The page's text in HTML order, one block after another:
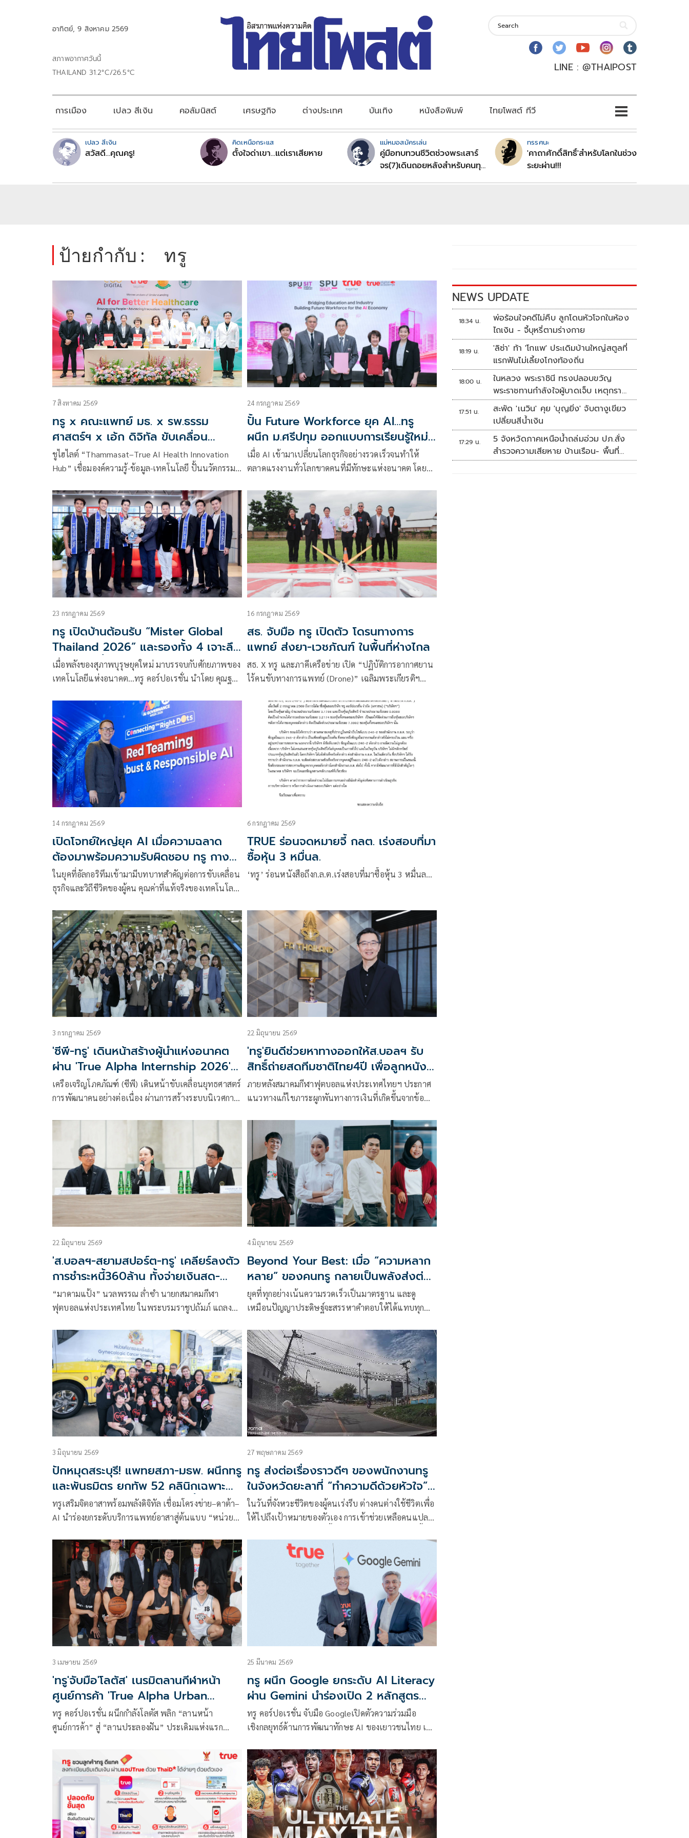
อาทิตย์, 9 สิงหาคม 2569
สภาพอากาศวันนี้
THAILAND 31.2°C/26.5°C
LINE : @THAIPOST
การเมือง เปลว สีเงิน คอลัมนิสต์ เศรษฐกิจ ต่างประเทศ บันเทิง หนังสือพิมพ์ ไทยโพสต์ ทีวี
เปลว สีเงิน
สวัสดี...คุณครู!
คิดเหนือกระแส
ตั้งใจด่าเขา...แต่เราเสียหาย
แม่หมอสมัครเล่น
คู่มือทบทวนชีวิตช่วงพระเสาร์
จร(7)เดินถอยหลังสำหรับคนทุก
ทรรศนะ
'คาถาศักดิ์สิทธิ์'สำหรับโลกในช่วง
ระยะผ่าน!!!
ป้ายกำกับ : ทรู
7 สิงหาคม 2569
ทรู x คณะแพทย์ มธ. x รพ.ธรรม
ศาสตร์ฯ x เอ้ก ดิจิทัล ขับเคลื่อน
สาธารณสุขไทยสู่ Healthcare AI
ชูไฮไลต์ “Thammasat–True AI Health Innovation
Hub” เชื่อมองค์ความรู้-ข้อมูล-เทคโนโลยี ปั้นนวัตกรรม
และบุคลากร
24 กรกฎาคม 2569
ปั้น Future Workforce ยุค AI…ทรู
ผนึก ม.ศรีปทุม ออกแบบการเรียนรู้ใหม่
ยกระดับทักษะ AI รอบด้าน บูรณาการ
ความรู้จากภาคธุรกิจสู่มหาวิทยาลัย สร้าง
แห่งอนาคต
เมื่อ AI เข้ามาเปลี่ยนโลกธุรกิจอย่างรวดเร็วจนทำให้
ตลาดแรงงานทั่วโลกขาดคนที่มีทักษะแห่งอนาคต โดย
เพื่อสร้างผลลัพธ์ทางธุรกิจได้จริง ทรู คอร์ปอเรชั่น โดย
ทรู ดิจิทัล อคาเดมี ได้ร่วมมือกับ มหาวิทยาลัยศรีปทุม
โดย
23 กรกฎาคม 2569
ทรู เปิดบ้านต้อนรับ “Mister Global
Thailand 2026” และรองทั้ง 4 เจาะลึก
พลัง AI เบื้องหลังโครงข่ายอัจฉริยะ
พร้อมสัมผัส Happy Workplace ส่ง
บุรุษยุคใหม่สู่อนาคต
เมื่อพลังของสุภาพบุรุษยุคใหม่ มาบรรจบกับศักยภาพของ
เทคโนโลยีแห่งอนาคต…ทรู คอร์ปอเรชั่น นำโดย คุณฐาน
ทิวิตี้ และคุณโอลิเวอร์ กิตติพงษ์ วีระเตชะ หัวหน้าคณะผู้
บริหารด้านแบรนด์และมีเดีย เปิดบ้านต้อนรับ Mister
Global Thailand 2026 ราชา – ราชัน รุ่งไพรพนา และ
รองทั้ง 4 พร้อมด้วย Mister
16 กรกฎาคม 2569
สธ. จับมือ ทรู เปิดตัว โดรนทางการ
แพทย์ ส่งยา-เวชภัณฑ์ ในพื้นที่ห่างไกล
สธ. X ทรู และภาคีเครือข่าย เปิด “ปฏิบัติการอากาศยาน
ไร้คนขับทางการแพทย์ (Drone)” เฉลิมพระเกียรติฯ
ทางอากาศอัตโนมัติครั้งแรกของไทย ปูทางพลิกโฉมโลจิ
สติกส์สาธารณสุขทั่วประเทศ ประเดิมบินโดรนส่งยา-
เวชภัณฑ์ พื้นที่ดอยสูงเมืองน่าน
14 กรกฎาคม 2569
เปิดโจทย์ใหญ่ยุค AI เมื่อความฉลาด
ต้องมาพร้อมความรับผิดชอบ ทรู กาง
สูตร “Data Privacy + Responsible
AI” ขับเคลื่อนธุรกิจบนรากฐานความไว้
ในยุคที่อัลกอริทึมเข้ามามีบทบาทสำคัญต่อการขับเคลื่อน
ธุรกิจและวิถีชีวิตของผู้คน คุณค่าที่แท้จริงของเทคโนโลยี
6 กรกฎาคม 2569
TRUE ร่อนจดหมายจี้ กลต. เร่งสอบที่มา
ซื้อหุ้น 3 หมื่นล.
‘ทรู’ ร่อนหนังสือถึงก.ล.ต.เร่งสอบที่มาซื้อหุ้น 3 หมื่นล…
3 กรกฎาคม 2569
'ซีพี-ทรู' เดินหน้าสร้างผู้นำแห่งอนาคต
ผ่าน 'True Alpha Internship 2026'
เปลี่ยนสนามฝึกงานสู่ Innovation
Sandbox บ่มเพาะคนรุ่นใหม่ด้วยโจทย์
เครือเจริญโภคภัณฑ์ (ซีพี) เดินหน้าขับเคลื่อนยุทธศาสตร์
การพัฒนาคนอย่างต่อเนื่อง ผ่านการสร้างระบบนิเวศการ
เทคโนโลยี และโลกธุรกิจเข้าด้วยกัน เพื่อเปิดโอกาสให้
คนรุ่นใหม่ได้เรียนรู้จากประสบการณ์จริง พัฒนาศักยภาพ
ผ่านโจทย์ธุรกิจจริง และเติบโตสู่การเป็นผู้นำแห่งอนาคต
ที่สามารถสร้างคุณค่าให้แก่องค์กร สังคม และประเทศ
22 มิถุนายน 2569
'ทรู'ยินดีช่วยหาทางออกให้ส.บอลฯ รับ
สิทธิ์ถ่ายสดทีมชาติไทย4ปี เพื่อลูกหนัง
ไทยเดินหน้าต่อ
ภายหลังสมาคมกีฬาฟุตบอลแห่งประเทศไทยฯ ประกาศ
แนวทางแก้ไขภาระผูกพันทางการเงินที่เกิดขึ้นจากข้อ
ซีนิเพล็กซ์ (ในเครือทรู คอร์ปอเรชั่น) ในฐานะหนึ่งในคู่
สัญญาที่เกี่ยวข้อง ยินดีสนับสนุนแนวทางดังกล่าว เพื่อ
ประโยชน์ต่อทุกฝ่ายและเพื่อให้สามารถเดินหน้าพัฒนา
ฟุตบอลไทยได้อย่างมั่นคงต่อไป
22 มิถุนายน 2569
'ส.บอลฯ-สยามสปอร์ต-ทรู' เคลียร์ลงตัว
การชำระหนี้360ล้าน ทั้งจ่ายเงินสด-
ถ่ายทอดทีมชาติไทย
“มาดามแป้ง” นวลพรรณ ล่ำซำ นายกสมาคมกีฬา
ฟุตบอลแห่งประเทศไทย ในพระบรมราชูปถัมภ์ แถลง
2569 ว่า สมาคม สามารถบรรลุข้อตกลงเรื่องแนวทางการ
ชำระหนี้ของสมาคมฯ ที่มีต่อ บมจ. สยามสปอร์ต
ซินดิเคท และ บจก. ซีนิเพล็กซ์ (ทรูฯ)
4 มิถุนายน 2569
Beyond Your Best: เมื่อ “ความหลาก
หลาย” ของคนทรู กลายเป็นพลังส่งต่อ
คุณค่าให้ผู้คนและสังคม 4 เรื่องจริงจาก
คนทรูที่ทำงานด้วยหัวใจ เพื่อสร้างความ
ยุคที่ทุกอย่างเน้นความรวดเร็วเป็นมาตรฐาน และดู
เหมือนปัญญาประดิษฐ์จะสรรหาคำตอบให้ได้แทบทุก
3 มิถุนายน 2569
ปักหมุดสระบุรี! แพทยสภา-มธพ. ผนึกทรู
และพันธมิตร ยกทัพ 52 คลินิกเฉพาะ
ทาง ออกหน่วยแพทย์อาสาฯครั้งใหญ่
ทรูเสริมจิตอาสาพร้อมพลังดิจิทัล เชื่อมโครงข่าย–ดาต้า–
AI นำร่องยกระดับบริการแพทย์อาสาสู่ต้นแบบ “หน่วย
27 พฤษภาคม 2569
ทรู ส่งต่อเรื่องราวดีๆ ของพนักงานทรู
ในจังหวัดยะลาที่ “ทำความดีด้วยหัวใจ”
เข้าช่วยเหลือผู้ประสบเหตุฉุกเฉินริมทาง
จนปลอดภัย
ในวันที่จังหวะชีวิตของผู้คนเร่งรีบ ต่างคนต่างใช้ชีวิตเพื่อ
ให้ไปถึงเป้าหมายของตัวเอง การเข้าช่วยเหลือคนแปลก
ที่มีความเสี่ยงและต้องใช้ความระมัดระวังในการเดินทาง
3 เมษายน 2569
'ทรู'จับมือ'โลตัส' เนรมิตลานกีฬาหน้า
ศูนย์การค้า 'True Alpha Urban
Ground'@โลตัสบางนา
ทรู คอร์ปอเรชั่น ผนึกกำลังโลตัส พลิก “ลานหน้า
ศูนย์การค้า” สู่ “ลานประลองฝัน” ประเดิมแห่งแรก
โลตัส บางนา ปักหมุด “พื้นที่สีขาว” ใจกลางเมือง เปิด
โอกาสให้ทุกคนโดยไม่จำกัดวัย พื้นที่ หรือข้อจำกัดทาง
สังคมได้เข้าถึงการออกกำลังกาย มีสุขภาพและคุณภาพ
ชีวิตที่ดีอย่างเท่าเทียม ท่ามกลางสภาพแวดล้อมที่
ปลอดภัย ห่างไกลยาเสพติด
25 มีนาคม 2569
ทรู ผนึก Google ยกระดับ AI Literacy
ผ่าน Gemini นำร่องเปิด 2 หลักสูตร
“Gemini Academy for Students”
และ “AI Literacy & Safety Module”
ทรู คอร์ปอเรชั่น จับมือ Googleเปิดตัวความร่วมมือ
เชิงกลยุทธ์ด้านการพัฒนาทักษะ AI ของเยาวชนไทย เปิด
และ “AI Literacy & Safety Module” เพื่อยกระดับ AI
Literacy ควบคู่การสร้างภูมิคุ้มกันดิจิทัลผ่านการเรียนรู้
และเวิร์กชอปที่ออกแบบเฉพาะสำหรับนักเรียนทั่ว
NEWS UPDATE
18:34 น.
พ่อร้อนใจคดีไม่คืบ ลูกโดนหัวโจกในห้อง
ไถเงิน - จี้บุหรี่ตามร่างกาย
18:19 น.
'ลิซ่า' ท้า 'โกแพ' ประเดิมบ้านใหญ่สตูลที่
แรกฟันไม่เลี้ยงโกงท้องถิ่น
18:00 น.
ในหลวง พระราชินี ทรงปลอบขวัญ
พระราชทานกำลังใจผู้บาดเจ็บ เหตุกราด
ยิง รร.เทพศิรินทร์นนทบุรี
17:51 น.
สะพัด 'เนวิน' คุย 'บุญยิ่ง' จับตางูเขียว
เปลี่ยนสีน้ำเงิน
17:29 น.
5 จังหวัดภาคเหนือน้ำถล่มอ่วม ปภ.สั่ง
สำรวจความเสียหาย บ้านเรือน- พื้นที่
เกษตร